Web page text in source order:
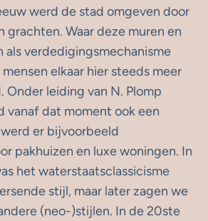
werd de stad omgeven door
grachten. Waar deze muren en
als verdedigingsmechanisme
elkaar hier steeds meer
Onder leiding van N. Plomp
vanaf dat moment ook een
er bijvoorbeeld
pakhuizen en luxe woningen. In
het waterstaatsclassicisme
stijl, maar later zagen we
(neo-)stijlen. In de 20ste